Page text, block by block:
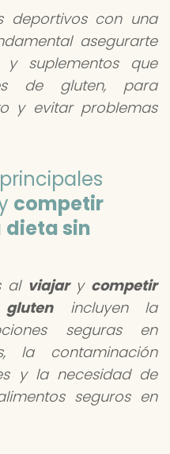
deportivos con una
asegurarte
suplementos que
de gluten, para
y evitar problemas
competir
dieta sin
al viajary competir
incluyen la
seguras en
la contaminación
y la necesidad de
seguros en